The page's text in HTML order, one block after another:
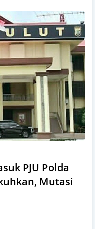
PJU Polda
Mutasi